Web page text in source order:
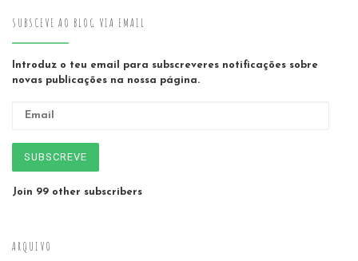
SUBSCEVE AO BLOG VIA EMAIL
Introduz o teu email para subscreveres notificações sobre
novas publicações na nossa página.
SUBSCREVE
Join 99 other subscribers
ARQUIVO